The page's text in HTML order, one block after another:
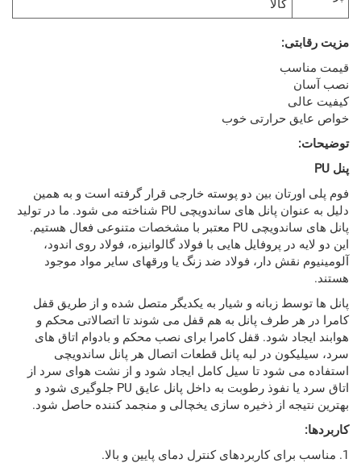
کالا
حرارتی خوب
بین دو پوسته خارجی قرار گرفته است و به همین
دلیل به عنوان پانل های ساندویچی PU شناخته می شود. ما در تولید
پانل های ساندویچی PU معتبر با مشخصات متنوعی فعال هستیم.
در پروفایل هایی با فولاد گالوانیزه، فولاد روی اندود،
نقش دار، فولاد ضد زنگ یا ورقهای سایر مواد موجود
زبانه و شیار به یکدیگر متصل شده و از طریق قفل
طرف پانل به هم قفل می شوند تا اتصالاتی محکم و
شود. قفل کامرا برای نصب محکم و بادوام اتاق های
در لبه پانل قطعات اتصال هر پانل ساندویچی
شود تا سیل کامل ایجاد شود و از نشت هوای سرد از
اتاق سرد یا نفوذ رطوبت به داخل پانل عایق PU جلوگیری شود و
از ذخیره سازی یخچالی و منجمد کننده حاصل شود.